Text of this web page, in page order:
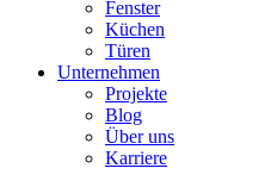
Fenster
Küchen
Türen
Unternehmen
Projekte
Blog
Über uns
Karriere